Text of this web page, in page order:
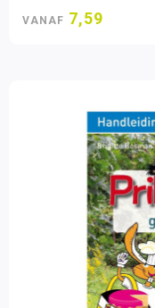
VANAF 7,59